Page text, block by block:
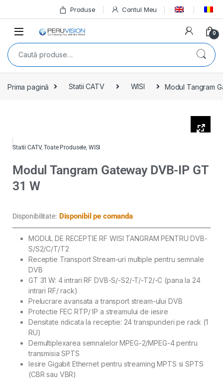
Produse Contul Meu
0
Prima pagină Statii CATV WISI Modul Tangram
Statii CATV,Toate Produsele, WISI
Modul Tangram Gateway DVB-IP GT
31 W
Disponibilitate: Disponibil pe comanda
MODUL DE RECEPTIE RF WISI TANGRAM PENTRU DVB-
S/S2/C/T/T2
Receptie Transport Stream-uri multiple pentru semnale
DVB
GT 31 W: 4 intrari RF DVB-S/-S2/-T/-T2/-C (pana la 24
intrari RF/ rack)
Prelucrare avansata a transport stream-ului DVB
Protectie FEC RTP/ IP a streamului de iesire
Densitate ridicata la receptie: 24 transpunderi pe rack (1
RU)
Demultiplexarea semnalelor MPEG-2/MPEG-4 pentru
transmisia SPTS
Iesire Gigabit Ethernet pentru streaming MPTS si SPTS
(CBR sau VBR)